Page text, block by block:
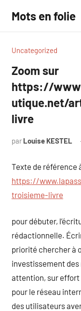
contenu
Mots en folie
Uncategorized
Zoom sur
https://
utique.net/
livre
par Louise KESTEL
Texte de référence
https://
troisieme-livre
pour débuter,
rédactionnelle.
priorité chercher à
investissement
attention, sur effort
pour le réseau
des utilisateurs